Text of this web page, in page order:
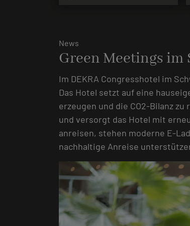
News
Green Meetings im
Im DEKRA Congresshotel im
Das Hotel setzt auf eine
erzeugen und die CO2-Bilanz
und versorgt das Hotel mit
anreisen, stehen moderne E-
nachhaltige Anreise